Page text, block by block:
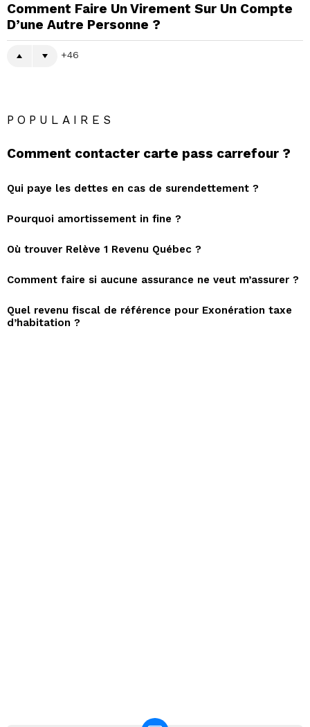
Comment Faire Un Virement Sur Un Compte
D’une Autre Personne ?
46
POPULAIRES
Comment contacter carte pass carrefour ?
Qui paye les dettes en cas de surendettement ?
Pourquoi amortissement in fine ?
Où trouver Relève 1 Revenu Québec ?
Comment faire si aucune assurance ne veut m’assurer ?
Quel revenu fiscal de référence pour Exonération taxe
d’habitation ?